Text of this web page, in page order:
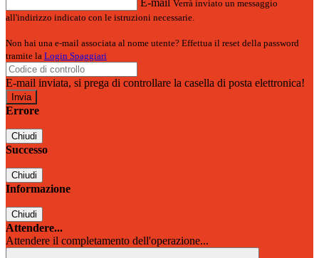
E-mail Verrà inviato un messaggio
all'indirizzo indicato con le istruzioni necessarie.
Non hai una e-mail associata al nome utente? Effettua il reset della password
tramite la Login Spaggiari
E-mail inviata, si prega di controllare la casella di posta elettronica!
Errore
Chiudi
Successo
Chiudi
Informazione
Chiudi
Attendere...
Attendere il completamento dell'operazione...